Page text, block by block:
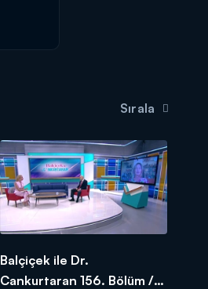
Sırala
Balçiçek ile Dr.
Cankurtaran 156. Bölüm /